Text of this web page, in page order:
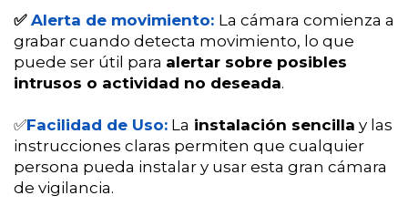
✅Alerta de movimiento: La cámara comienza a
grabar cuando detecta movimiento, lo que
puede ser útil para alertar sobre posibles
intrusos o actividad no deseada.
✅Facilidad de Uso: La instalación sencilla y las
instrucciones claras permiten que cualquier
persona pueda instalar y usar esta gran cámara
de vigilancia.